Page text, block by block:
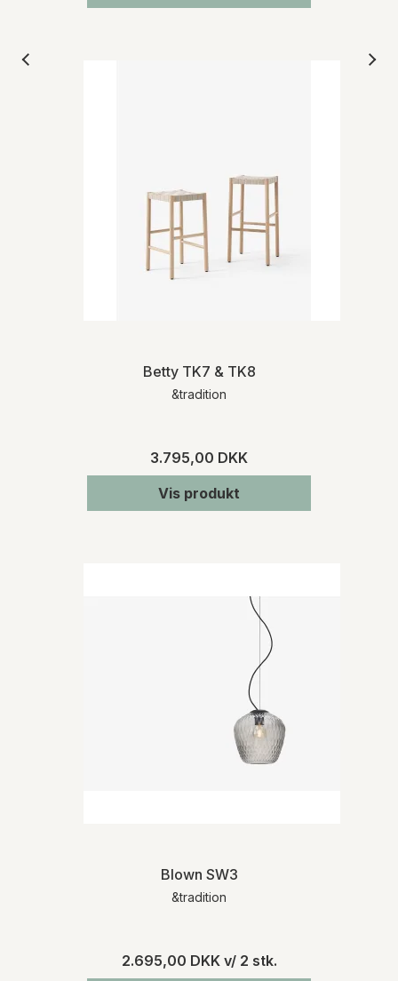
Betty TK7 & TK8
&tradition
3.795,00 DKK
Vis produkt
Blown SW3
&tradition
2.695,00 DKKv/ 2 stk.